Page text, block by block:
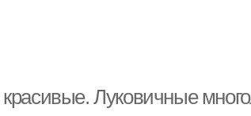
Луковичные